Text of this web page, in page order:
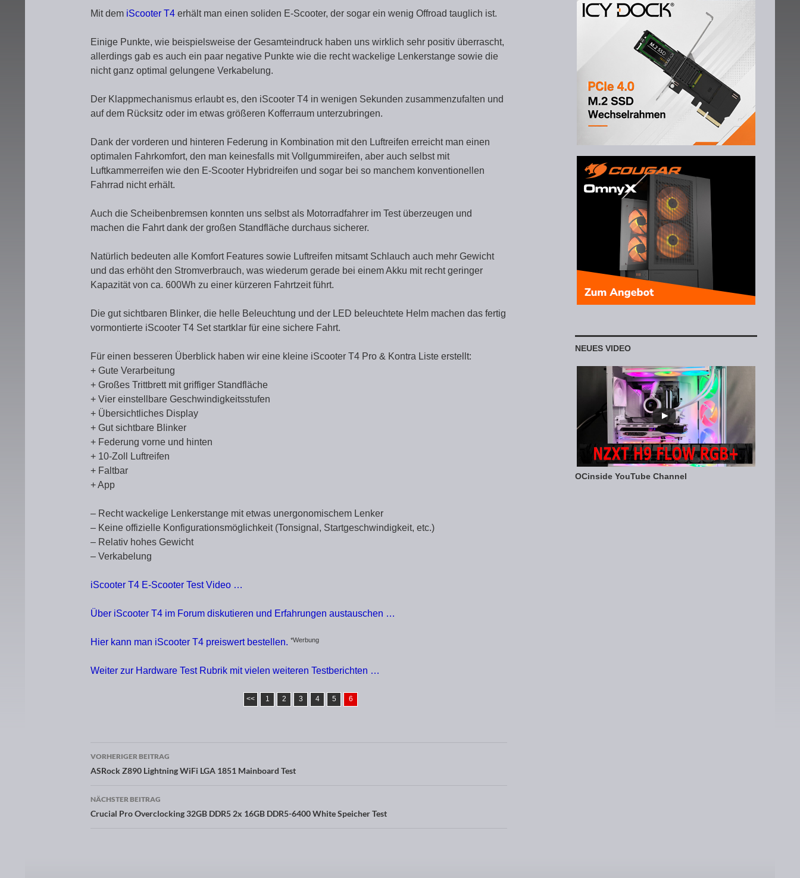
Mit dem iScooter T4 erhält man einen soliden E-Scooter, der sogar ein wenig Offroad tauglich ist.
Einige Punkte, wie beispielsweise der Gesamteindruck haben uns wirklich sehr positiv überrascht,
allerdings gab es auch ein paar negative Punkte wie die recht wackelige Lenkerstange sowie die
nicht ganz optimal gelungene Verkabelung.
Der Klappmechanismus erlaubt es, den iScooter T4 in wenigen Sekunden zusammenzufalten und
auf dem Rücksitz oder im etwas größeren Kofferraum unterzubringen.
Dank der vorderen und hinteren Federung in Kombination mit den Luftreifen erreicht man einen
optimalen Fahrkomfort, den man keinesfalls mit Vollgummireifen, aber auch selbst mit
Luftkammerreifen wie den E-Scooter Hybridreifen und sogar bei so manchem konventionellen
Fahrrad nicht erhält.
Auch die Scheibenbremsen konnten uns selbst als Motorradfahrer im Test überzeugen und
machen die Fahrt dank der großen Standfläche durchaus sicherer.
Natürlich bedeuten alle Komfort Features sowie Luftreifen mitsamt Schlauch auch mehr Gewicht
und das erhöht den Stromverbrauch, was wiederum gerade bei einem Akku mit recht geringer
Kapazität von ca. 600Wh zu einer kürzeren Fahrtzeit führt.
Die gut sichtbaren Blinker, die helle Beleuchtung und der LED beleuchtete Helm machen das fertig
vormontierte iScooter T4 Set startklar für eine sichere Fahrt.
Für einen besseren Überblick haben wir eine kleine iScooter T4 Pro & Kontra Liste erstellt:
+ Gute Verarbeitung
+ Großes Trittbrett mit griffiger Standfläche
+ Vier einstellbare Geschwindigkeitsstufen
+ Übersichtliches Display
+ Gut sichtbare Blinker
+ Federung vorne und hinten
+ 10-Zoll Luftreifen
+ Faltbar
+ App
– Recht wackelige Lenkerstange mit etwas unergonomischem Lenker
– Keine offizielle Konfigurationsmöglichkeit (Tonsignal, Startgeschwindigkeit, etc.)
– Relativ hohes Gewicht
– Verkabelung
iScooter T4 E-Scooter Test Video …
Über iScooter T4 im Forum diskutieren und Erfahrungen austauschen …
Hier kann man iScooter T4 preiswert bestellen. *Werbung
Weiter zur Hardware Test Rubrik mit vielen weiteren Testberichten …
<< 1 2 3 4 5 6
Beitragsnavigation
VORHERIGER BEITRAG
ASRock Z890 Lightning WiFi LGA 1851 Mainboard Test
NÄCHSTER BEITRAG
Crucial Pro Overclocking 32GB DDR5 2x 16GB DDR5-6400 White Speicher Test
NEUES VIDEO
OCinside YouTube Channel